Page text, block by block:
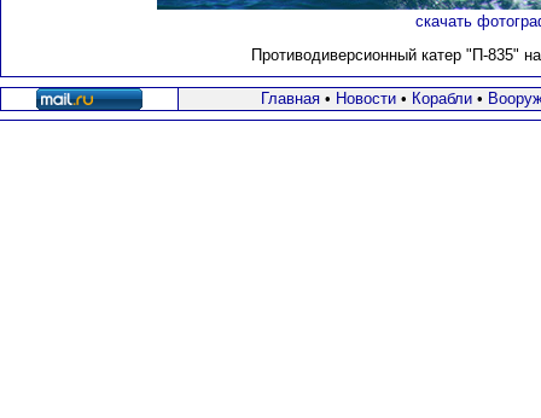
скачать
Противодиверсионный катер "П-835"
Главная• Новости• Корабли•